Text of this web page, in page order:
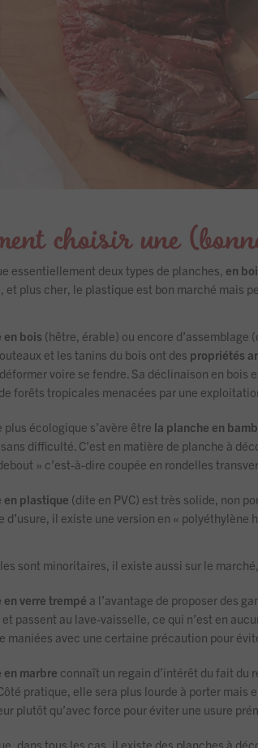
choisir une
essentiellement deux types de planches, en
et plus cher, le plastique est bon marché mais
en bois (hêtre, érable) ou encore d’assemblage
et les tanins du bois ont des propriétés
voire se fendre. Sa déclinaison en bois
forêts tropicales menacées par une
plus écologique s’avère être la planche en
difficulté. C’est en matière de planche à
» c’est-à-dire coupée en rondelles
en plastique (dite en PVC) est très solide, non
d’usure, il existe une version en «
sont minoritaires, il existe aussi sur le
en verre trempé a l’avantage de proposer des
passent au lave-vaisselle, ce qui n’est en
maniées avec une certaine précaution pour
en marbre connaît un regain d’intérêt du fait du
pratique, elle sera plus lourde à porter mais
plutôt qu’avec force pour éviter une usure
dans tous les cas, il existe des planches à